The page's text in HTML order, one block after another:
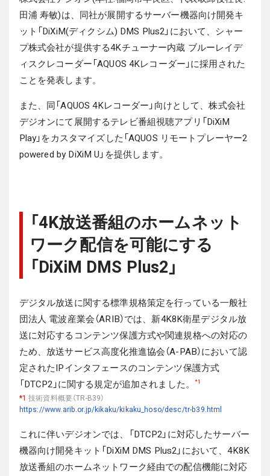
田浦 寿敏)は、同社が展開するサーバー機器向け開発キ
ット「DiXiM(ディクシム) DMS Plus2」において、シャー
プ株式会社が提供する4Kチューナー内蔵 ブルーレイデ
ィスクレコーダー「AQUOS 4Kレコーダー」に採用された
ことを発表します。
また、同「AQUOS 4Kレコーダー」向けとして、株式会社
デジオンにて展開するテレビ番組視聴アプリ「DiXiM
Play」をカスタマイズした「AQUOS リモートプレーヤー2
powered by DiXiM U」を提供します。
「4K放送番組のホームネット
ワーク配信を可能にする
「DiXiM DMS Plus2」
デジタル放送に関する標準規格策定を行っている一般社
団法人 電波産業会（ARIB）では、新4K8K衛星デジタル放
送に対応するコンテンツ保護方式や関連規格への対応の
ため、放送サービス高度化推進協会（A-PAB）において認
定されたIPインタフェースのコンテンツ保護方式
「DTCP2」に関する規定が追加されました。*1
*1 技術資料概要（TR-B39）
https://www.arib.or.jp/kikaku/kikaku_hoso/desc/tr-b39.html
これに伴いデジオンでは、「DTCP2」に対応したサーバー
機器向け開発キット「DiXiM DMS Plus2」において、4K8K
放送番組のホームネットワーク経由での配信機能に対応